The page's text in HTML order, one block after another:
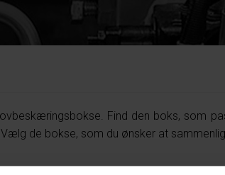
Find den boks, som
de bokse, som du ønsker at